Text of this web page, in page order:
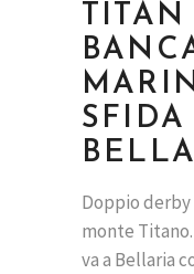
TITAN
Doppio derby
monte Titano.
va a Bellaria